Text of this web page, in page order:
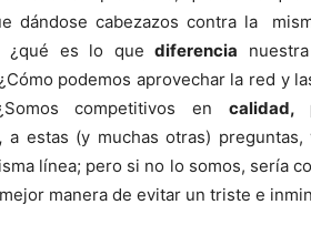
dándose cabezazos contra la
¿qué es lo quediferencia
podemos aprovechar la red y
competitivos en calidad,
a estas (y muchas otras)
línea; pero si no lo somos, sería
manera de evitar un triste e